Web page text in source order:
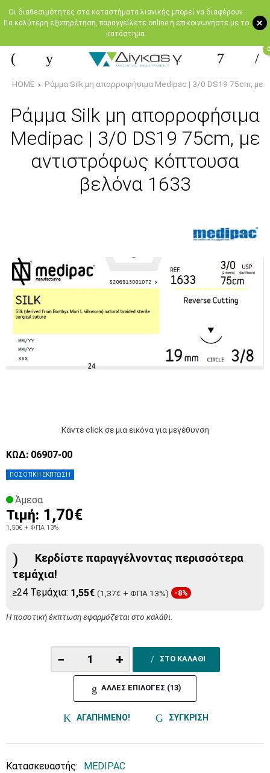
+
Oι διαθεσιμότητες στα καταστήματα λιανικής μπορεί να διαφέρουν.
Για καλύτερη εξυπηρέτηση, παραγγείλετε online ή επικοινωνήστε με το
κατάστημα.
0
HOME Ράμμα Silk μη απορροφήσιμα Medipac | 3/0 DS19 75cm, με
Ράμμα Silk μη απορροφήσιμα
Medipac | 3/0 DS19 75cm, με
αντιστρόφως κόπτουσα
βελόνα 1633
Κάντε click σε μια εικόνα για μεγέθυνση
ΠΟΣΟΤΙΚΗ ΕΚΠΤΩΣΗ
ΚΩΔ: 06907-00
Άμεσα
Τιμή: 1,70€
1,50€ + ΦΠΑ 13%
Κερδίστε παραγγέλνοντας περισσότερα
τεμάχια!
≥24 Τεμάχια: 1,55€ (1,37€ + ΦΠΑ 13%) -8%
Η ποσοτική έκπτωση εφαρμόζεται στο καλάθι.
− + ΣΤΟ ΚΑΛΑΘΙ
ΑΛΛΕΣ ΕΠΙΛΟΓΕΣ (13)
ΑΓΑΠΗΜΕΝΟ! ΣΥΓΚΡΙΣΗ
Κατασκευαστής: MEDIPAC